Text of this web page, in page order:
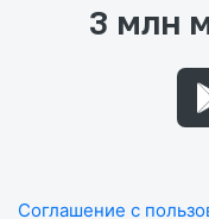
3 млн
Соглашение с